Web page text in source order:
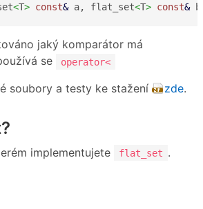
<T> const& a, flat_set<T> const& b
jaký komparátor má
se operator<
soubory a testy ke stažení zde.
implementujete flat_set .